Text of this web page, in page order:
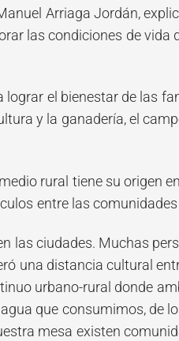
Arriaga Jordán,
las condiciones de vida
el bienestar de las
y la ganadería, el
rural tiene su origen
entre las
las ciudades. Muchas
una distancia cultural
urbano-rural donde
que consumimos, de
mesa existen